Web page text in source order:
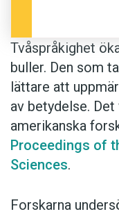
Tvåspråkighet
buller. Den som
lättare att
av betydelse.
amerikanska
Proceedings of
Sciences.
Forskarna